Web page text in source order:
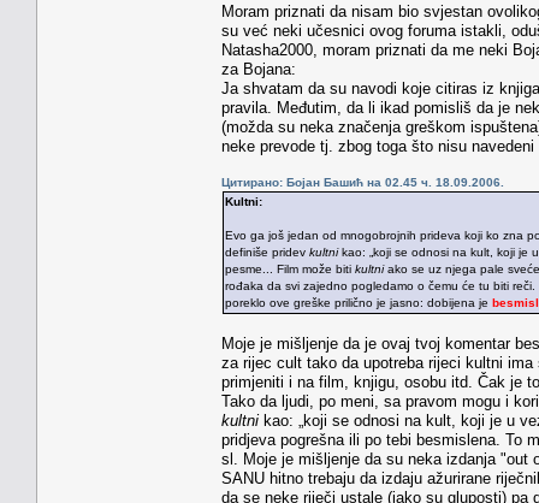
Moram priznati da nisam bio svjestan
su već neki učesnici ovog foruma istakli,
Natasha2000, moram priznati da me neki
za Bojana:
Ja shvatam da su navodi koje citiras iz
pravila. Međutim, da li ikad pomisliš da je
(možda su neka značenja greškom
neke prevode tj. zbog toga što nisu
Цитирано: Бојан Башић на 02.45 ч. 18.09.2006.
Kultni:
Evo ga još jedan od mnogobrojnih prideva koji ko zna
definiše pridev kultnikao: „koji se odnosi na kult, koji je
pesme... Film može biti kultniako se uz njega pale
rođaka da svi zajedno pogledamo o čemu će tu biti
poreklo ove greške prilično je jasno: dobijena je
Moje je mišljenje da je ovaj tvoj komentar
za rijec cult tako da upotreba rijeci kultni
primjeniti i na film, knjigu, osobu itd. Čak je
Tako da ljudi, po meni, sa pravom mogu i
kultni kao: „koji se odnosi na kult, koji je u
pridjeva pogrešna ili po tebi besmislena. To
sl. Moje je mišljenje da su neka izdanja "out
SANU hitno trebaju da izdaju ažurirane
da se neke riječi ustale (iako su gluposti) pa